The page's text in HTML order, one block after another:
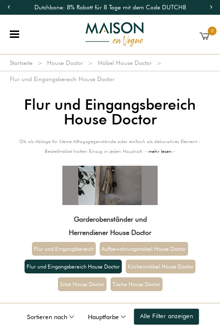
Dutchbone: 8% Rabatt für 8 Tage mit dem Code DUTCH8
0
Startseite House Doctor Möbel House Doctor
Flur und Eingangsbereich House Doctor
Flur und Eingangsbereich
House Doctor
Ob als Ablage für kleine Alltagsgegenstände oder einfach als dekoratives Element -
Beistellmöbel halten Einzug in jeden Haushalt. - mehr lesen -
Garderobenständer und
Herrendiener House Doctor
Flur und Eingangsbereich Aufbewahrungsmöbel House Doctor
Flur und Eingangsbereich House Doctor Küchenmöbel House Doctor
Sitze House Doctor Tische House Doctor
Sortieren nach Hauptfarbe Alle Filter anzeigen